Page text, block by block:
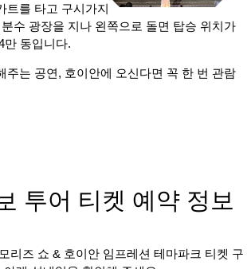
트를 타고 구시가지
수 광장을 지나 왼쪽으로 돌면 탑승 위치가
만 동입니다.
주는 공연, 호이안에 오신다면 꼭 한 번 관람
투어 티켓 예약 정보
리즈 쇼 & 호이안 임프레션 테마파크 티켓 구